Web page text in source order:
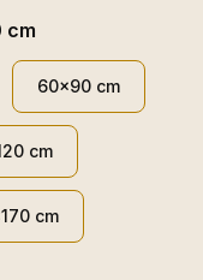
cm
60x90 cm
cm
cm